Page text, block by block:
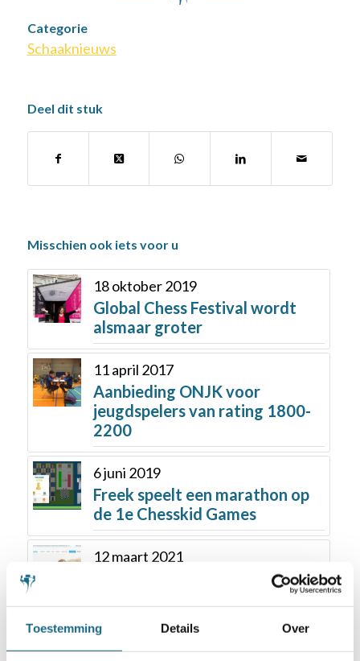
Toestemming Details Over
Categorie
Schaaknieuws
Deel dit stuk
Misschien ook iets voor u
18 oktober 2019
Global Chess Festival wordt
alsmaar groter
11 april 2017
Aanbieding ONJK voor
jeugdspelers van rating 1800-
2200
6 juni 2019
Freek speelt een marathon op
de 1e Chesskid Games
12 maart 2021
Kwalificaties NK’s jeugd dit
7 december 2021